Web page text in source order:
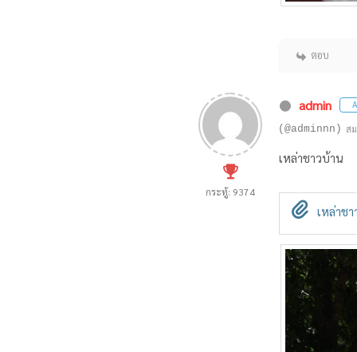
ตอบ
กระทู้: 9374
admin
(@adminnn) ส
เหล่าชาวบ้าน
เหล่าช